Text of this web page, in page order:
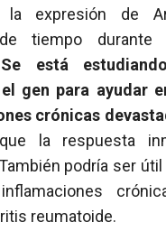
la expresión de
tiempo durante
Se está
gen para ayudar
crónicas
la respuesta
podría ser
reumatoide.